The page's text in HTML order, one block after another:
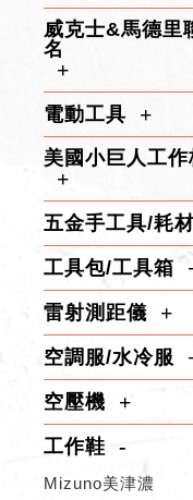
威克士&馬德里
名
電動工具
美國小巨人工作
五金手工具/耗
工具包/工具箱
雷射測距儀
空調服/水冷服
空壓機
工作鞋
Mizuno美津濃